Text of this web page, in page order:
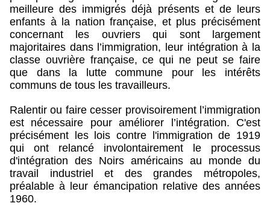
meilleure des immigrés déjà présents et de leurs
enfants à la nation française, et plus précisément
concernant les ouvriers qui sont largement
majoritaires dans l’immigration, leur intégration à la
classe ouvrière française, ce qui ne peut se faire
que dans la lutte commune pour les intérêts
communs de tous les travailleurs.
Ralentir ou faire cesser provisoirement l’immigration
est nécessaire pour améliorer l’intégration. C'est
précisément les lois contre l'immigration de 1919
qui ont relancé involontairement le processus
d'intégration des Noirs américains au monde du
travail industriel et des grandes métropoles,
préalable à leur émancipation relative des années
1960.